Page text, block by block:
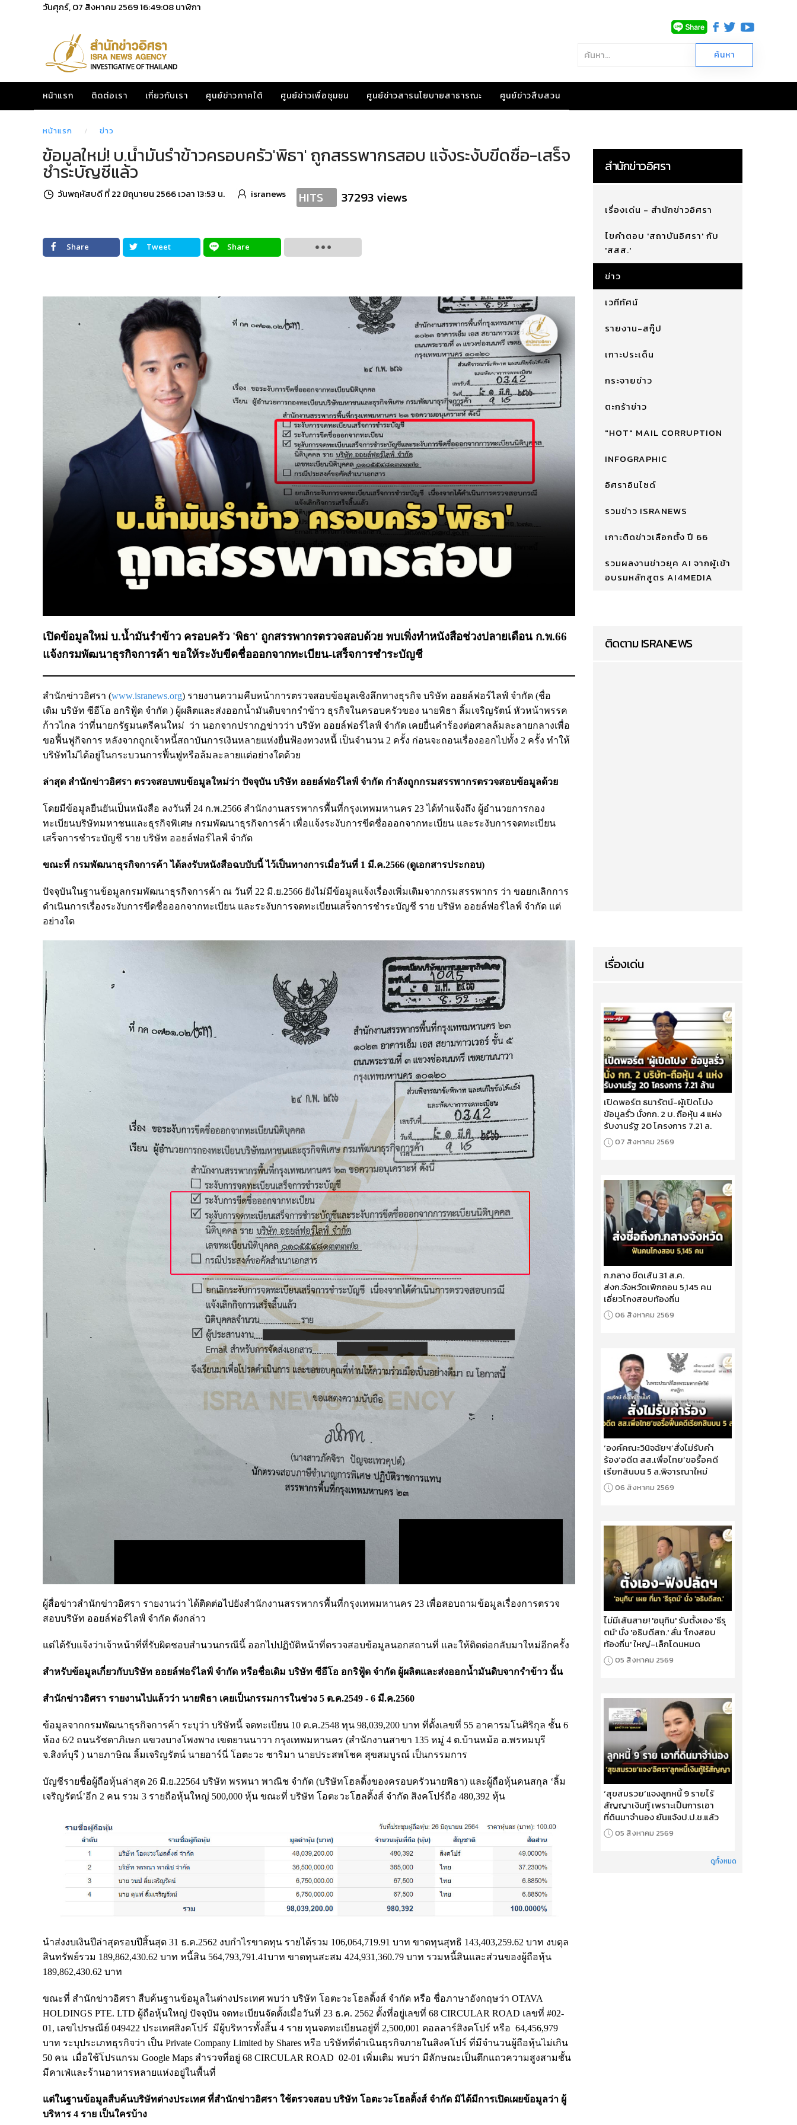
วันศุกร์, 07 สิงหาคม 256916:49:09นาฬิกา
หน้าแรก ติดต่อเรา เกี่ยวกับเรา ศูนย์ข่าวภาคใต้ ศูนย์ข่าวเพื่อชุมชน ศูนย์ข่าวสารนโยบายสาธารณะ ศูนย์ข่าวสืบสวน
หน้าแรก ข่าว
ข้อมูลใหม่! บ.น้ำมันรำข้าวครอบครัว'พิธา' ถูกสรรพากรสอบ แจ้งระงับขีดชื่อ-เสร็จ
ชำระบัญชีแล้ว
วันพฤหัสบดี ที่ 22 มิถุนายน 2566 เวลา 13:53 น. isranews HITS 37293 views
Share Tweet Share
เปิดข้อมูลใหม่ บ.น้ำมันรำข้าว ครอบครัว 'พิธา' ถูกสรรพากรตรวจสอบด้วย พบเพิ่งทำหนังสือช่วงปลายเดือน ก.พ.66
แจ้งกรมพัฒนาธุรกิจการค้า ขอให้ระงับขีดชื่อออกจากทะเบียน-เสร็จการชำระบัญชี
สำนักข่าวอิศรา (www.isranews.org) รายงานความคืบหน้าการตรวจสอบข้อมูลเชิงลึกทางธุรกิจ บริษัท ออยล์ฟอร์ไลฟ์ จำกัด (ชื่อ
เดิม บริษัท ซีอีโอ อกริฟู้ด จำกัด ) ผู้ผลิตและส่งออกน้ำมันดิบจากรำข้าว ธุรกิจในครอบครัวของ นายพิธา ลิ้มเจริญรัตน์ หัวหน้าพรรค
ก้าวไกล ว่าที่นายกรัฐมนตรีคนใหม่ ว่า นอกจากปรากฏข่าวว่า บริษัท ออยล์ฟอร์ไลฟ์ จำกัด เคยยื่นคำร้องต่อศาลล้มละลายกลางเพื่อ
ขอฟื้นฟูกิจการ หลังจากถูกเจ้าหนี้สถาบันการเงินหลายแห่งยื่นฟ้องทวงหนี้ เป็นจำนวน 2 ครั้ง ก่อนจะถอนเรื่องออกไปทั้ง 2 ครั้ง ทำให้
บริษัทไม่ได้อยู่ในกระบวนการฟื้นฟูหรือล้มละลายแต่อย่างใดด้วย
ล่าสุด สำนักข่าวอิศรา ตรวจสอบพบข้อมูลใหม่ว่า ปัจจุบัน บริษัท ออยล์ฟอร์ไลฟ์ จำกัด กำลังถูกกรมสรรพากรตรวจสอบข้อมูลด้วย
โดยมีข้อมูลยืนยันเป็นหนังสือ ลงวันที่ 24 ก.พ.2566 สำนักงานสรรพากรพื้นที่กรุงเทพมหานคร 23 ได้ทำแจ้งถึง ผู้อำนวยการกอง
ทะเบียนบริษัทมหาชนและธุรกิจพิเศษ กรมพัฒนาธุรกิจการค้า เพื่อแจ้งระงับการขีดชื่อออกจากทะเบียน และระงับการจดทะเบียน
เสร็จการชำระบัญชี ราย บริษัท ออยล์ฟอร์ไลฟ์ จำกัด
ขณะที่ กรมพัฒนาธุรกิจการค้า ได้ลงรับหนังสือฉบบับนี้ ไว้เป็นทางการเมื่อวันที่ 1 มี.ค.2566 (ดูเอกสารประกอบ)
ปัจจุบันในฐานข้อมูลกรมพัฒนาธุรกิจการค้า ณ วันที่ 22 มิ.ย.2566 ยังไม่มีข้อมูลแจ้งเรื่องเพิ่มเติมจากกรมสรรพากร ว่า ขอยกเลิกการ
ดำเนินการเรื่องระงับการขีดชื่อออกจากทะเบียน และระงับการจดทะเบียนเสร็จการชำระบัญชี ราย บริษัท ออยล์ฟอร์ไลฟ์ จำกัด แต่
อย่างใด
ผู้สื่อข่าวสำนักข่าวอิศรา รายงานว่า ได้ติดต่อไปยังสำนักงานสรรพากรพื้นที่กรุงเทพมหานคร 23 เพื่อสอบถามข้อมูลเรื่องการตรวจ
สอบบริษัท ออยล์ฟอร์ไลฟ์ จำกัด ดังกล่าว
แต่ได้รับแจ้งว่าเจ้าหน้าที่ที่รับผิดชอบสำนวนกรณีนี้ ออกไปปฏิบัติหน้าที่ตรวจสอบข้อมูลนอกสถานที่ และให้ติดต่อกลับมาใหม่อีกครั้ง
สำหรับข้อมูลเกี่ยวกับบริษัท ออยล์ฟอร์ไลฟ์ จำกัด หรือชื่อเดิม บริษัท ซีอีโอ อกริฟู้ด จำกัด ผู้ผลิตและส่งออกน้ำมันดิบจากรำข้าว นั้น
สำนักข่าวอิศรา รายงานไปแล้วว่า นายพิธา เคยเป็นกรรมการในช่วง 5 ต.ค.2549 - 6 มี.ค.2560
ข้อมูลจากกรมพัฒนาธุรกิจการค้า ระบุว่า บริษัทนี้ จดทะเบียน 10 ต.ค.2548 ทุน 98,039,200 บาท ที่ตั้งเลขที่ 55 อาคารมโนศิริกุล ชั้น 6
ห้อง 6/2 ถนนรัชดาภิเษก แขวงบางโพงพาง เขตยานนาวา กรุงเทพมหานคร (สำนักงานสาขา 135 หมู่ 4 ต.บ้านหม้อ อ.พรหมบุรี
จ.สิงห์บุรี ) นายภาษิณ ลิ้มเจริญรัตน์ นายอาร์นี่ โอตะวะ ซาริมา นายประสพโชค สุขสมบูรณ์ เป็นกรรมการ
บัญชีรายชื่อผู้ถือหุ้นล่าสุด 26 มิ.ย.22564 บริษัท พรพนา พาณิช จำกัด (บริษัทโฮลดิ้งของครอบครัวนายพิธา) และผู้ถือหุ้นคนสกุล ‘ลิ้ม
เจริญรัตน์’อีก 2 คน รวม 3 รายถือหุ้นใหญ่ 500,000 หุ้น ขณะที่ บริษัท โอตะวะโฮลดิ้งส์ จำกัด สิงคโปร์ถือ 480,392 หุ้น
นำส่งงบเงินปีล่าสุดรอบปีสิ้นสุด 31 ธ.ค.2562 งบกำไรขาดทุน รายได้รวม 106,064,719.91 บาท ขาดทุนสุทธิ 143,403,259.62 บาท งบดุล
สินทรัพย์รวม 189,862,430.62 บาท หนี้สิน 564,793,791.41บาท ขาดทุนสะสม 424,931,360.79 บาท รวมหนี้สินและส่วนของผู้ถือหุ้น
189,862,430.62 บาท
ขณะที่ สำนักข่าวอิศรา สืบค้นฐานข้อมูลในต่างประเทศ พบว่า บริษัท โอตะวะโฮลดิ้งส์ จำกัด หรือ ชื่อภาษาอังกฤษว่า OTAVA
HOLDINGS PTE. LTD ผู้ถือหุ้นใหญ่ ปัจจุบัน จดทะเบียนจัดตั้งเมื่อวันที่ 23 ธ.ค. 2562 ตั้งที่อยู่เลขที่ 68 CIRCULAR ROAD เลขที่ #02-
01, เลขไปรษณีย์ 049422 ประเทศสิงคโปร์ มีผู้บริหารทั้งสิ้น 4 ราย ทุนจดทะเบียนอยู่ที่ 2,500,001 ดอลลาร์สิงคโปร์ หรือ 64,456,979
บาท ระบุประเภทธุรกิจว่า เป็น Private Company Limited by Shares หรือ บริษัทที่ดําเนินธุรกิจภายในสิงคโปร์ ที่มีจํานวนผู้ถือหุ้นไม่เกิน
50 คน เมื่อใช้โปรแกรม Google Maps สำรวจที่อยู่ 68 CIRCULAR ROAD 02-01 เพิ่มเติม พบว่า มีลักษณะเป็นตึกแถวความสูงสามชั้น
มีคาเฟ่และร้านอาหารหลายแห่งอยู่ในพื้นที่
แต่ในฐานข้อมูลสืบค้นบริษัทต่างประเทศ ที่สำนักข่าวอิศรา ใช้ตรวจสอบ บริษัท โอตะวะโฮลดิ้งส์ จำกัด มิได้มีการเปิดเผยข้อมูลว่า ผู้
บริหาร 4 ราย เป็นใครบ้าง
สำนักข่าวอิศรา
เรื่องเด่น - สำนักข่าวอิศรา
ไขคำตอบ 'สถาบันอิศรา' กับ
'สสส.'
ข่าว
เวทีทัศน์
รายงาน-สกู๊ป
เกาะประเด็น
กระจายข่าว
ตะกร้าข่าว
"HOT" MAIL CORRUPTION
INFOGRAPHIC
อิศราอินไซด์
รวมข่าว ISRANEWS
เกาะติดข่าวเลือกตั้ง ปี 66
รวมผลงานข่าวยุค AI จากผู้เข้า
อบรมหลักสูตร AI4MEDIA
ติดตาม ISRANEWS
เรื่องเด่น
เปิดพอร์ต ธนารัตน์-ผู้เปิดโปง
ข้อมูลรั่ว นั่งกก. 2 บ. ถือหุ้น 4 แห่ง
รับงานรัฐ 20 โครงการ 7.21 ล.
07 สิงหาคม 2569
ก.กลาง ขีดเส้น 31 ส.ค.
ส่งก.จังหวัดเพิกถอน 5,145 คน
เอี่ยวโกงสอบท้องถิ่น
06 สิงหาคม 2569
‘องค์คณะวินิจฉัยฯ’สั่งไม่รับคำ
ร้อง‘อดีต สส.เพื่อไทย’ขอรื้อคดี
เรียกสินบน 5 ล.พิจารณาใหม่
06 สิงหาคม 2569
ไม่มีเส้นสาย! 'อนุทิน' รับตั้งเอง 'ธีรุ
ตม์' นั่ง 'อธิบดีสถ.' ลั่น 'โกงสอบ
ท้องถิ่น' ใหญ่-เล็กโดนหมด
05 สิงหาคม 2569
‘สุขสมรวย’แจงลูกหนี้ 9 รายไร้
สัญญาเงินกู้ เพราะเป็นการเอา
ที่ดินมาจำนอง ยันแจ้งป.ป.ช.แล้ว
05 สิงหาคม 2569
ดูทั้งหมด